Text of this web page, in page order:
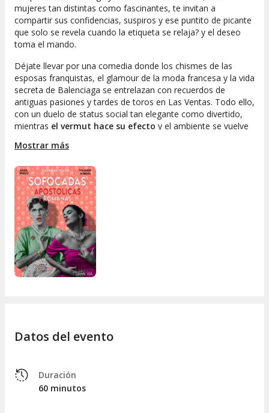
mujeres tan distintas como fascinantes, te invitan a
compartir sus confidencias, suspiros y ese puntito de picante
que solo se revela cuando la etiqueta se relaja? y el deseo
toma el mando.
Déjate llevar por una comedia donde los chismes de las
esposas franquistas, el glamour de la moda francesa y la vida
secreta de Balenciaga se entrelazan con recuerdos de
antiguas pasiones y tardes de toros en Las Ventas. Todo ello,
con un duelo de status social tan elegante como divertido,
mientras el vermut hace su efecto y el ambiente se vuelve
diferente, esta obra es tu oportunidad perfecta para disfrutar
de una tarde memorable, llena de ironía, humor y esa energía
que solo las grandes historias pueden ofrecer. Porque en
este rincón de Madrid, ni el calor ni los secretos se pueden
controlar? ¡Ave María Purísima!
Reserva ya tu entrada en nuestra sección de espectáculos al
mejor precio y prepárate para vivir una experiencia tan
intensa como inesperada. Porque, como bien dicen, que Dios
las coja confesadas? ¡y a ti también!
Mostrar más
Datos del evento
Duración
60 minutos